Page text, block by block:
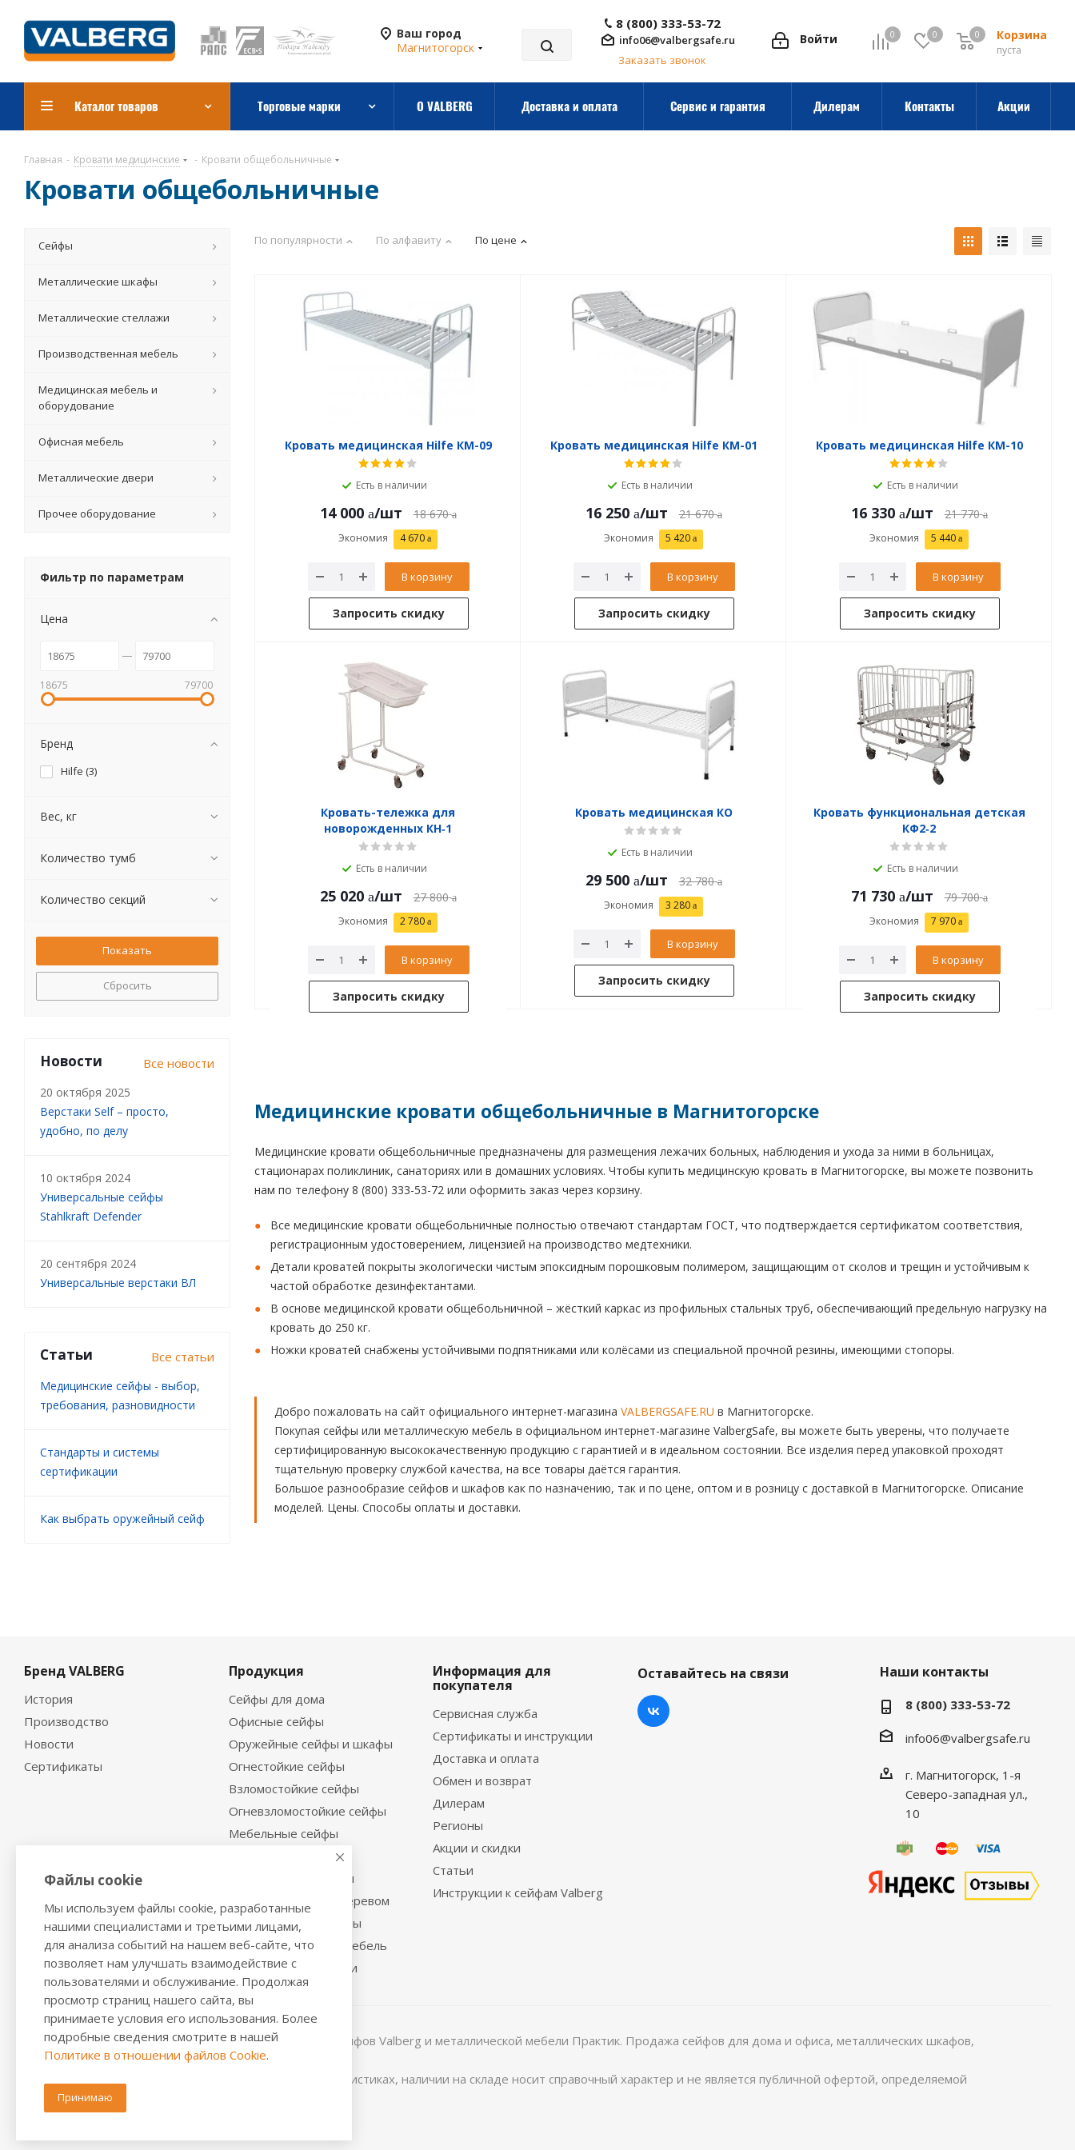
Ваш город
Магнитогорск
0 0 Корзина
0
пуста
0
Войти
8 (800) 333-53-72
info06@valbergsafe.ru
Заказать звонок
Каталог товаров Торговые марки О VALBERG Доставка и оплата Сервис и гарантия Дилерам Контакты Акции
Главная - Кровати медицинские - Кровати общебольничные
Кровати общебольничные
По популярности По алфавиту По цене
Кровать медицинская Hilfe КМ-09
Есть в наличии
14 000 /шт 18 670
Экономия 4 670
В корзину
Запросить скидку
Кровать медицинская Hilfe КМ-01
Есть в наличии
16 250 /шт 21 670
Экономия 5 420
В корзину
Запросить скидку
Кровать медицинская Hilfe КМ-10
Есть в наличии
16 330 /шт 21 770
Экономия 5 440
В корзину
Запросить скидку
Кровать-тележка для
новорожденных КН‑1
Есть в наличии
25 020 /шт 27 800
Экономия 2 780
В корзину
Запросить скидку
Кровать медицинская КО
Есть в наличии
29 500 /шт 32 780
Экономия 3 280
В корзину
Запросить скидку
Кровать функциональная детская
КФ2‑2
Есть в наличии
71 730 /шт 79 700
Экономия 7 970
В корзину
Запросить скидку
Медицинские кровати общебольничные в Магнитогорске
Медицинские кровати общебольничные предназначены для размещения лежачих больных, наблюдения и ухода за ними в больницах,
стационарах поликлиник, санаториях или в домашних условиях. Чтобы купить медицинскую кровать в Магнитогорске, вы можете позвонить
нам по телефону 8 (800) 333-53-72 или оформить заказ через корзину.
Все медицинские кровати общебольничные полностью отвечают стандартам ГОСТ, что подтверждается сертификатом соответствия,
регистрационным удостоверением, лицензией на производство медтехники.
Детали кроватей покрыты экологически чистым эпоксидным порошковым полимером, защищающим от сколов и трещин и устойчивым к
частой обработке дезинфектантами.
В основе медицинской кровати общебольничной – жёсткий каркас из профильных стальных труб, обеспечивающий предельную нагрузку на
кровать до 250 кг.
Ножки кроватей снабжены устойчивыми подпятниками или колёсами из специальной прочной резины, имеющими стопоры.
Добро пожаловать на сайт официального интернет-магазина VALBERGSAFE.RU в Магнитогорске.
Покупая сейфы или металлическую мебель в официальном интернет-магазине ValbergSafe, вы можете быть уверены, что получаете
сертифицированную высококачественную продукцию с гарантией и в идеальном состоянии. Все изделия перед упаковкой проходят
тщательную проверку службой качества, на все товары даётся гарантия.
Большое разнообразие сейфов и шкафов как по назначению, так и по цене, оптом и в розницу с доставкой в Магнитогорске. Описание
моделей. Цены. Способы оплаты и доставки.
Сейфы
Металлические шкафы
Металлические стеллажи
Производственная мебель
Медицинская мебель и
оборудование
Офисная мебель
Металлические двери
Прочее оборудование
Фильтр по параметрам
Цена
18675 79700
Бренд
Hilfe (3)
Вес, кг
Количество тумб
Количество секций
Сбросить
Новости Все новости
20 октября 2025
Верстаки Self – просто,
удобно, по делу
10 октября 2024
Универсальные сейфы
Stahlkraft Defender
20 сентября 2024
Универсальные верстаки ВЛ
Статьи Все статьи
Медицинские сейфы - выбор,
требования, разновидности
Стандарты и системы
сертификации
Как выбрать оружейный сейф
Бренд VALBERG
История
Производство
Новости
Сертификаты
Продукция
Сейфы для дома
Офисные сейфы
Оружейные сейфы и шкафы
Огнестойкие сейфы
Взломостойкие сейфы
Огневзломостойкие сейфы
Мебельные сейфы
Депозитные сейфы
Встраиваемые сейфы
Сейфы с отделкой деревом
Металлические шкафы
Производственная мебель
Металлические двери
Информация для
покупателя
Сервисная служба
Сертификаты и инструкции
Доставка и оплата
Обмен и возврат
Дилерам
Регионы
Акции и скидки
Статьи
Инструкции к сейфам Valberg
Оставайтесь на связи Наши контакты
8 (800) 333-53-72
info06@valbergsafe.ru
г. Магнитогорск, 1-я
Северо-западная ул.,
10
2016-2026 © VALBERGSAFE.RU — Интернет-магазин сейфов Valberg и металлической мебели Практик. Продажа сейфов для дома и офиса, металлических шкафов,
стеллажей, металлических дверей.
Информация о розничных ценах, технических характеристиках, наличии на складе носит справочный характер и не является публичной офертой, определяемой
положениями из Статьи 437 ч.2 ГК РФ.
Файлы cookie
Мы используем файлы cookie, разработанные
нашими специалистами и третьими лицами,
для анализа событий на нашем веб-сайте, что
позволяет нам улучшать взаимодействие с
пользователями и обслуживание. Продолжая
просмотр страниц нашего сайта, вы
принимаете условия его использования. Более
подробные сведения смотрите в нашей
Политике в отношении файлов Cookie.
Принимаю